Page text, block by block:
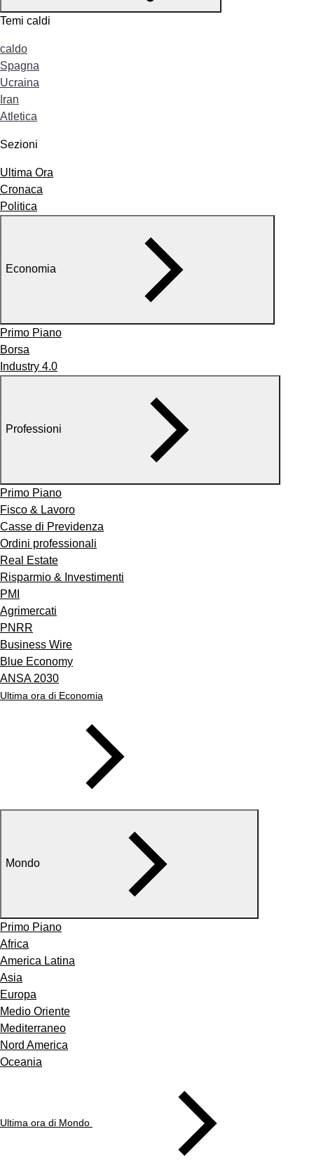
Temi caldi
caldo
Spagna
Ucraina
Iran
Atletica
Sezioni
Ultima Ora
Cronaca
Politica
Economia
Primo Piano
Borsa
Industry 4.0
Professioni
Primo Piano
Fisco & Lavoro
Casse di Previdenza
Ordini professionali
Real Estate
Risparmio & Investimenti
PMI
Agrimercati
PNRR
Business Wire
Blue Economy
ANSA 2030
Ultima ora di Economia
Mondo
Primo Piano
Africa
America Latina
Asia
Europa
Medio Oriente
Mediterraneo
Nord America
Oceania
Ultima ora di Mondo